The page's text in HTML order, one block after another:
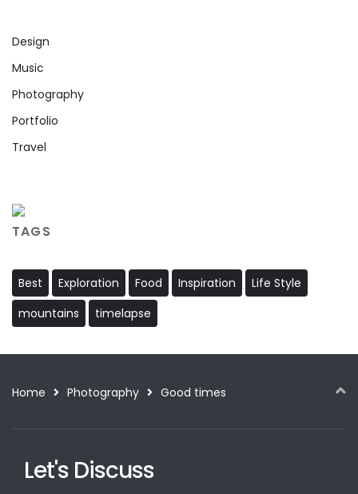
Design
Music
Photography
Portfolio
Travel
TAGS
Best Exploration Food Inspiration
Life Style
mountains
timelapse
Home Photography Good times
Let's Discuss